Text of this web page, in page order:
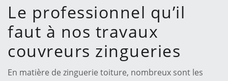
Le professionnel qu’il
faut à nos travaux
couvreurs zingueries
En matière de zinguerie toiture, nombreux sont les